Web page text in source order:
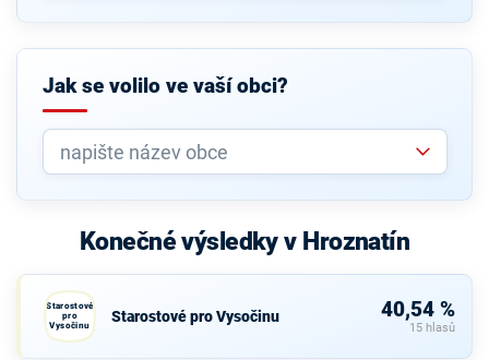
Jak se volilo ve vaší obci?
Konečné výsledky v Hroznatín
Starostové
pro
Vysočinu
Starostové pro Vysočinu 40,54 %
15 hlasů